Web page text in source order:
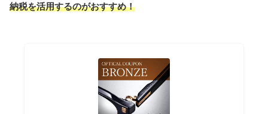
納税を活用するのがおすすめ！